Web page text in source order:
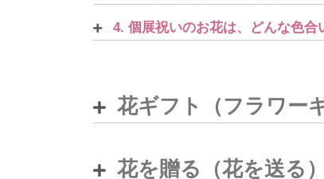
4. 個展祝いのお花は、どんな色合
花ギフト（フラワー
花を贈る（花を送る